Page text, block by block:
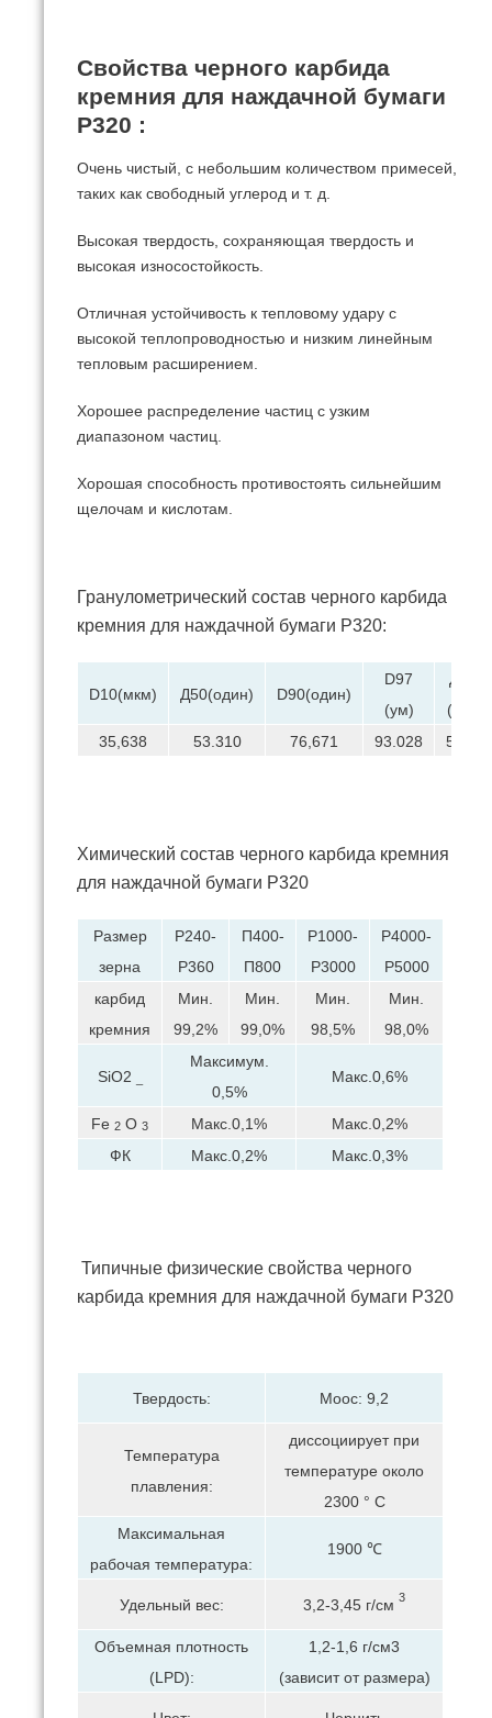
Свойства черного карбида
кремния для наждачной бумаги
P320 :
Очень чистый, с небольшим количеством примесей,
таких как свободный углерод и т. д.
Высокая твердость, сохраняющая твердость и
высокая износостойкость.
Отличная устойчивость к тепловому удару с
высокой теплопроводностью и низким линейным
тепловым расширением.
Хорошее распределение частиц с узким
диапазоном частиц.
Хорошая способность противостоять сильнейшим
щелочам и кислотам.
Гранулометрический состав черного карбида
кремния для наждачной бумаги P320:
D10(мкм) Д50(один) D90(один)
D97
(ум)
Д(3,2)
(один)
35,638
53.310 76,671 93.028
Химический состав черного карбида кремния
для наждачной бумаги P320
Размер
зерна
P240-
P360
П400-
П800
P1000-
P3000
P4000-
P5000
карбид
кремния
Мин.
99,2%
Мин.
99,0%
Мин.
98,5%
Мин.
98,0%
SiO2
Максимум.
0,5%
Макс.0,6%
Fe 2 О 3 Макс.0,1%
Макс.0,2%
ФК
Макс.0,2% Макс.0,3%
Типичные физические свойства черного
карбида кремния для наждачной бумаги P320
Твердость: Моос: 9,2
Температура
плавления:
диссоциирует при
температуре около
2300 ° C
Максимальная
рабочая температура:
1900 ℃
Удельный вес: 3,2-3,45 г/см 3
Объемная плотность
(LPD):
1,2-1,6 г/см3
(зависит от размера)